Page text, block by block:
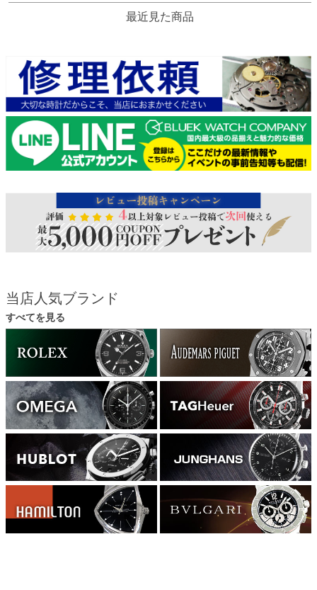
最近見た商品
当店人気ブランド
すべてを見る